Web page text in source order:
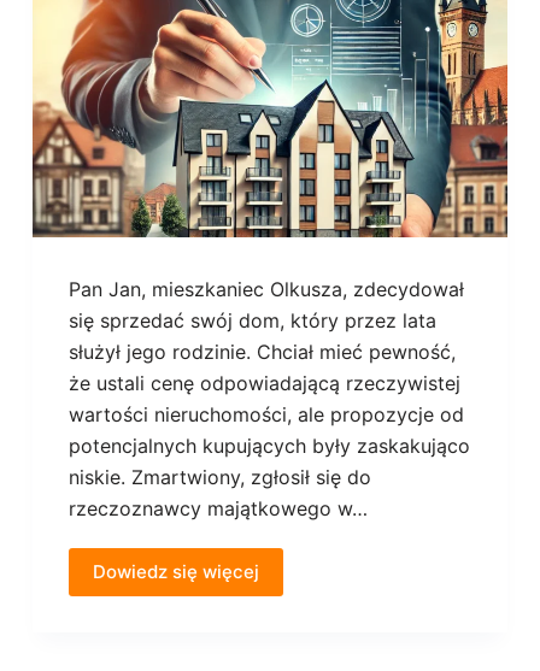
Pan Jan, mieszkaniec Olkusza, zdecydował
się sprzedać swój dom, który przez lata
służył jego rodzinie. Chciał mieć pewność,
że ustali cenę odpowiadającą rzeczywistej
wartości nieruchomości, ale propozycje od
potencjalnych kupujących były zaskakująco
niskie. Zmartwiony, zgłosił się do
rzeczoznawcy majątkowego w…
Dowiedz się więcej